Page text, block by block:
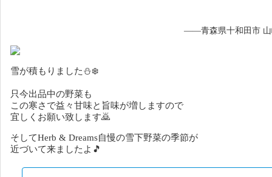
——青森県十和田市 山
雪が積もりました⛄❄️
只今出品中の野菜も
この寒さで益々甘味と旨味が増しますので
宜しくお願い致します🙇
そしてHerb & Dreams自慢の雪下野菜の季節が
近づいて来ましたよ🎵